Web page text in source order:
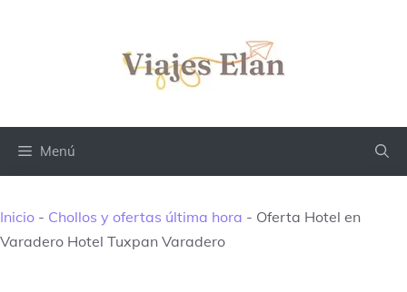
Menú
Inicio - Chollos y ofertas última hora - Oferta Hotel en
Varadero Hotel Tuxpan Varadero